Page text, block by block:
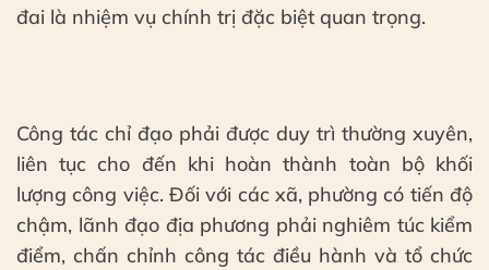
đai là nhiệm vụ chính trị đặc biệt quan trọng.
Công tác chỉ đạo phải được duy trì thường xuyên,
liên tục cho đến khi hoàn thành toàn bộ khối
lượng công việc. Đối với các xã, phường có tiến độ
chậm, lãnh đạo địa phương phải nghiêm túc kiểm
điểm, chấn chỉnh công tác điều hành và tổ chức